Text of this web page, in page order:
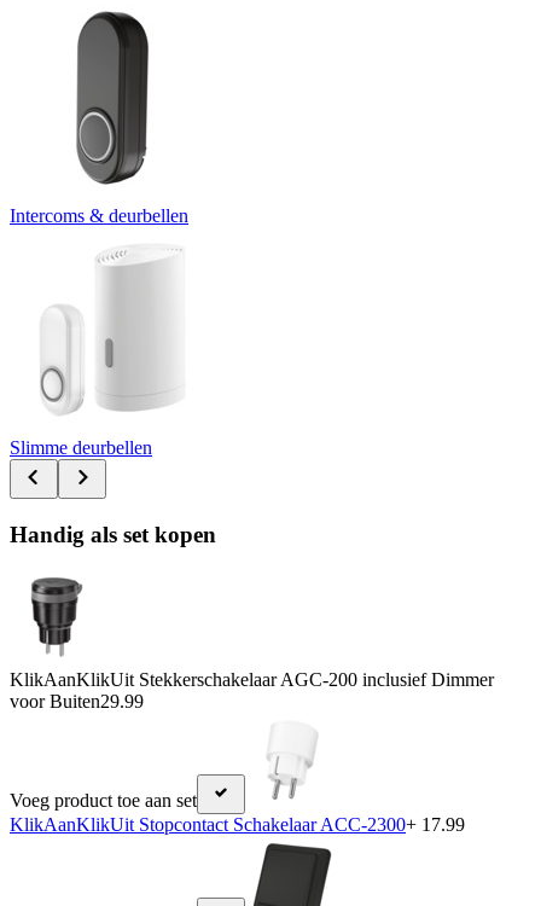
Intercoms & deurbellen
Slimme deurbellen
Handig als set kopen
KlikAanKlikUit Stekkerschakelaar AGC-200 inclusief Dimmer
voor Buiten29.99
Voeg product toe aan set
KlikAanKlikUit Stopcontact Schakelaar ACC-2300+ 17.99